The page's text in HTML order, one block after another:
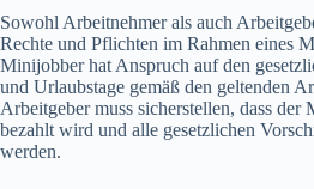
Sowohl Arbeitnehmer als auch
Rechte und Pflichten im Rahmen eines
Minijobber hat Anspruch auf den
und Urlaubstage gemäß den geltenden
Arbeitgeber muss sicherstellen, dass der
bezahlt wird und alle gesetzlichen
werden.